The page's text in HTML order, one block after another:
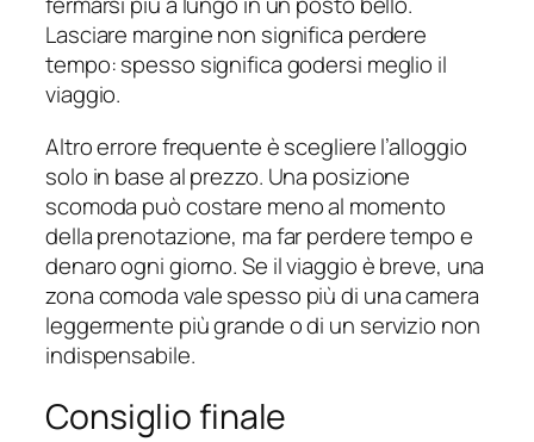
Lasciare margine non significa perdere
tempo: spesso significa godersi meglio il
viaggio.
Altro errore frequente è scegliere l’alloggio
solo in base al prezzo. Una posizione
scomoda può costare meno al momento
della prenotazione, ma far perdere tempo e
denaro ogni giorno. Se il viaggio è breve, una
zona comoda vale spesso più di una camera
leggermente più grande o di un servizio non
indispensabile.
Consiglio finale